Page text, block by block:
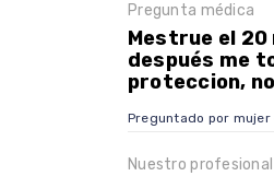
Pregunta médica
Mestrue el
después me
proteccion,
Preguntado por mujer
Nuestro